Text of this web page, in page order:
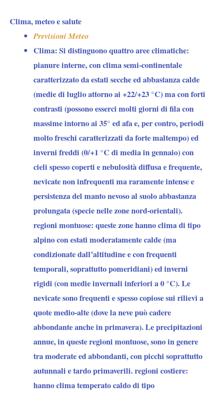
Clima, meteo e salute
Previsioni Meteo
Clima: Si distinguono quattro aree climatiche:
pianure interne, con clima semi-continentale
caratterizzato da estati secche ed abbastanza calde
(medie di luglio attorno ai +22/+23 °C) ma con forti
contrasti (possono esserci molti giorni di fila con
massime intorno ai 35° ed afa e, per contro, periodi
molto freschi caratterizzati da forte maltempo) ed
inverni freddi (0/+1 °C di media in gennaio) con
cieli spesso coperti e nebulosità diffusa e frequente,
nevicate non infrequenti ma raramente intense e
persistenza del manto nevoso al suolo abbastanza
prolungata (specie nelle zone nord-orientali).
regioni montuose: queste zone hanno clima di tipo
alpino con estati moderatamente calde (ma
condizionate dall’altitudine e con frequenti
temporali, soprattutto pomeridiani) ed inverni
rigidi (con medie invernali inferiori a 0 °C). Le
nevicate sono frequenti e spesso copiose sui rilievi a
quote medio-alte (dove la neve può cadere
abbondante anche in primavera). Le precipitazioni
annue, in queste regioni montuose, sono in genere
tra moderate ed abbondanti, con picchi soprattutto
autunnali e tardo primaverili. regioni costiere:
hanno clima temperato caldo di tipo